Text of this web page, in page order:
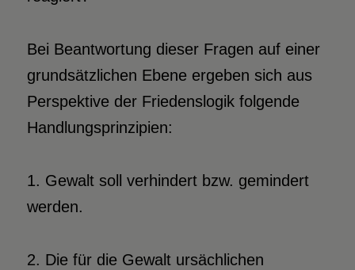
Bei Beantwortung dieser Fragen auf einer
grundsätzlichen Ebene ergeben sich aus
Perspektive der Friedenslogik folgende
Handlungsprinzipien:
1. Gewalt soll verhindert bzw. gemindert
werden.
2. Die für die Gewalt ursächlichen